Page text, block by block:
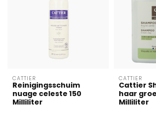
CATTIER
Reinigingsschuim
nuage celeste 150
Milliliter
CATTIER
Cattier
haar
Milliliter